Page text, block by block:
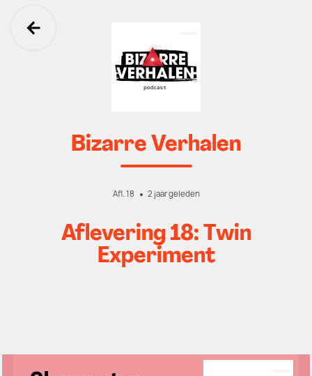
Ga terug
Bizarre Verhalen
Afl. 18 2 jaar geleden
Aflevering 18: Twin
Experiment